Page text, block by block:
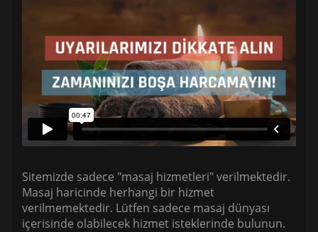
Sitemizde sadece "masaj hizmetleri" verilmektedir.
Masaj haricinde herhangi bir hizmet
verilmemektedir. Lütfen sadece masaj dünyası
içerisinde olabilecek hizmet isteklerinde bulunun.